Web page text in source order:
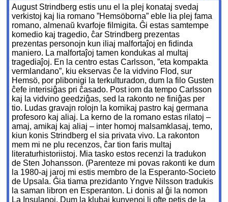
August Strindberg estis unu el la plej konataj svedaj
verkistoj kaj lia romano ”Hemsöborna” eble lia plej fama
romano, almenaŭ kvarfoje filmigita. Ĝi estas samtempe
komedio kaj tragedio, ĉar Strindberg prezentas
prezentas personojn kun iliaj malfortaĵoj en fidinda
maniero. La malfortaĵoj tamen kondukas al multaj
tragediaĵoj. En la centro estas Carlsson, ”eta kompakta
vermlandano”, kiu ekservas ĉe la vidvino Flod, sur
Hemsö, por plibonigi la terkulturadon, dum la filo Gusten
ĉefe interisiĝas pri ĉasado. Post iom da tempo Carlsson
kaj la vidvino geedziĝas, sed la rakonto ne finiĝas per
tio. Ludas gravajn rolojn la komikaj pastro kaj germana
profesoro kaj aliaj. La kerno de la romano estas rilatoj –
amaj, amikaj kaj aliaj – inter homoj malsamklasaj, temo,
kiun konis Strindberg el sia privata vivo. La rakonton
mem mi ne plu recenzos, ĉar tion faris multaj
literaturhistoriistoj. Mia tasko estos recenzi la tradukon
de Sten Johansson. (Parenteze mi povas rakonti ke dum
la 1980-aj jaroj mi estis membro de la Esperanto-Societo
de Upsala. Ĝia tiama prezidanto Yngve Nilsson tradukis
la saman libron en Esperanton. Li donis al ĝi la nomon
La Insulanoj. Dum la klubaj kunvenoj li ofte petis de la